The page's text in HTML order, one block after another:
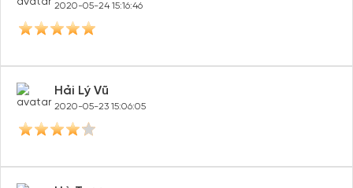
2020-05-24 15:16:46
Hải Lý Vũ
2020-05-23 15:06:05